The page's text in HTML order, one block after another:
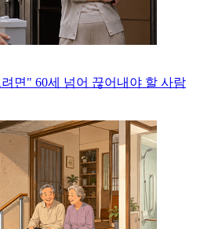
면" 60세 넘어 끊어내야 할 사람